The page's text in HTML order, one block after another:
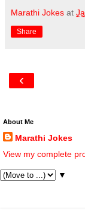
Marathi Jokes at
Share
‹
About Me
Marathi Jokes
View my complete
▼